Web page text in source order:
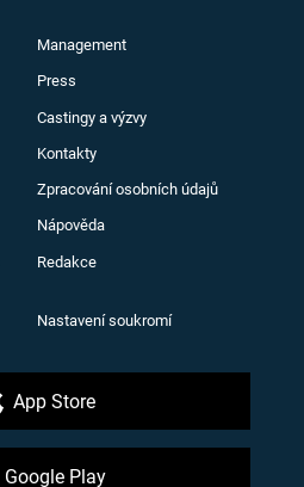
Management
Press
Castingy a výzvy
Kontakty
Zpracování osobních údajů
Nápověda
Redakce
Nastavení soukromí
App Store
Google Play